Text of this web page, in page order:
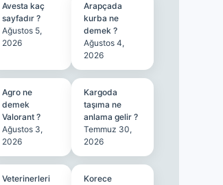
Avesta kaç
sayfadır ?
Ağustos 5,
2026
Arapçada
kurba ne
demek ?
Ağustos 4,
2026
Agro ne
demek
Valorant ?
Ağustos 3,
2026
Kargoda
taşıma ne
anlama gelir ?
Temmuz 30,
2026
Veterinerleri
Korece